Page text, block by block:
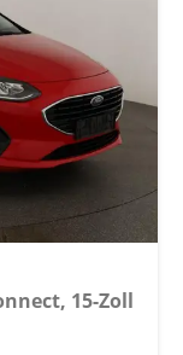
15-Zoll